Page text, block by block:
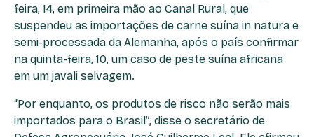
feira, 14, em primeira mão ao Canal Rural, que
suspendeu as importações de carne suína in natura e
semi-processada da Alemanha, após o país confirmar
na quinta-feira, 10, um caso de peste suína africana
em um javali selvagem.
“Por enquanto, os produtos de risco não serão mais
importados para o Brasil”, disse o secretário de